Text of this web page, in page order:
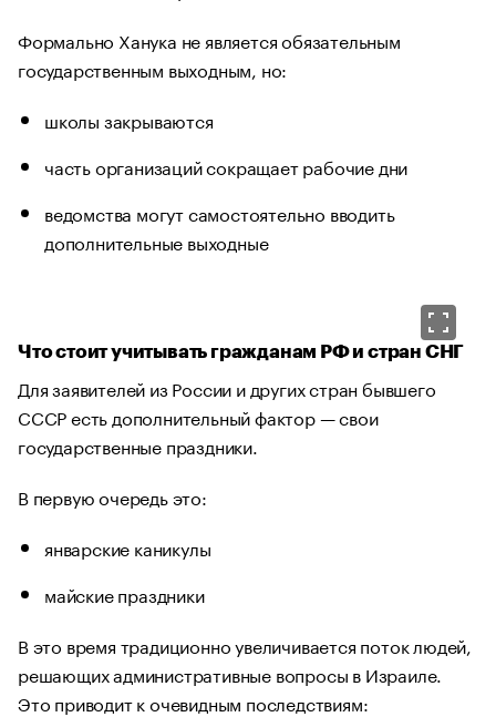
Формально Ханука не является обязательным
государственным выходным, но:
школы закрываются
часть организаций сокращает рабочие дни
ведомства могут самостоятельно вводить
дополнительные выходные
Что стоит учитывать гражданам РФ и стран СНГ
Для заявителей из России и других стран бывшего
СССР есть дополнительный фактор — свои
государственные праздники.
В первую очередь это:
январские каникулы
майские праздники
В это время традиционно увеличивается поток людей,
решающих административные вопросы в Израиле.
Это приводит к очевидным последствиям: